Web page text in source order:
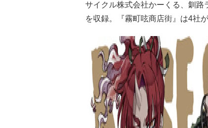
サイクル株式会社かーくる、釧
を収録。『霧町呟商店街』は4社